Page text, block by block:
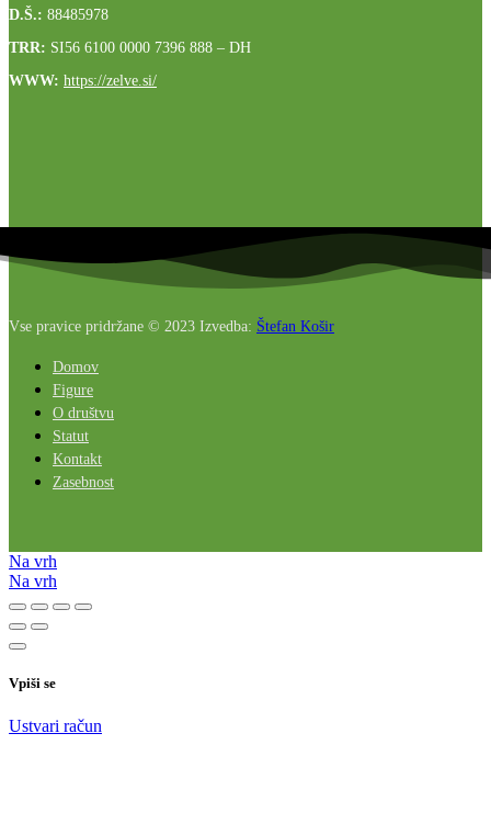
D.Š.: 88485978
TRR: SI56 6100 0000 7396 888 – DH
WWW: https://zelve.si/
Vse pravice pridržane © 2023 Izvedba: Štefan Košir
Domov
Figure
O društvu
Statut
Kontakt
Zasebnost
Na vrh
Na vrh
Vpiši se
Ustvari račun